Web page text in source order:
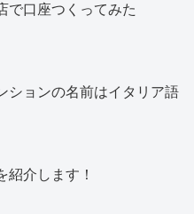
で口座つくってみた
ションの名前はイタリア語
紹介します！